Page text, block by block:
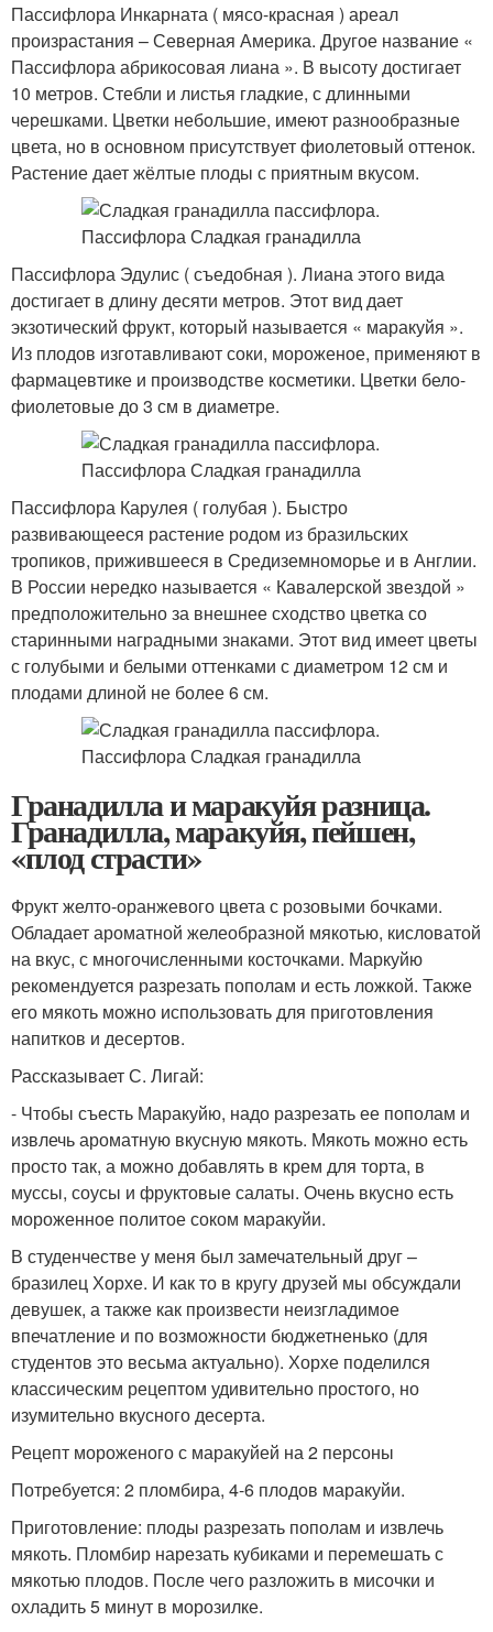
Пассифлора Инкарната ( мясо-красная ) ареал
произрастания – Северная Америка. Другое название «
Пассифлора абрикосовая лиана ». В высоту достигает
10 метров. Стебли и листья гладкие, с длинными
черешками. Цветки небольшие, имеют разнообразные
цвета, но в основном присутствует фиолетовый оттенок.
Растение дает жёлтые плоды с приятным вкусом.
Пассифлора Эдулис ( съедобная ). Лиана этого вида
достигает в длину десяти метров. Этот вид дает
экзотический фрукт, который называется « маракуйя ».
Из плодов изготавливают соки, мороженое, применяют в
фармацевтике и производстве косметики. Цветки бело-
фиолетовые до 3 см в диаметре.
Пассифлора Карулея ( голубая ). Быстро
развивающееся растение родом из бразильских
тропиков, прижившееся в Средиземноморье и в Англии.
В России нередко называется « Кавалерской звездой »
предположительно за внешнее сходство цветка со
старинными наградными знаками. Этот вид имеет цветы
с голубыми и белыми оттенками с диаметром 12 см и
плодами длиной не более 6 см.
Гранадилла и маракуйя разница.
Гранадилла, маракуйя, пейшен,
«плод страсти»
Фрукт желто-оранжевого цвета с розовыми бочками.
Обладает ароматной желеобразной мякотью, кисловатой
на вкус, с многочисленными косточками. Маркуйю
рекомендуется разрезать пополам и есть ложкой. Также
его мякоть можно использовать для приготовления
напитков и десертов.
Рассказывает С. Лигай:
- Чтобы съесть Маракуйю, надо разрезать ее пополам и
извлечь ароматную вкусную мякоть. Мякоть можно есть
просто так, а можно добавлять в крем для торта, в
муссы, соусы и фруктовые салаты. Очень вкусно есть
мороженное политое соком маракуйи.
В студенчестве у меня был замечательный друг –
бразилец Хорхе. И как то в кругу друзей мы обсуждали
девушек, а также как произвести неизгладимое
впечатление и по возможности бюджетненько (для
студентов это весьма актуально). Хорхе поделился
классическим рецептом удивительно простого, но
изумительно вкусного десерта.
Рецепт мороженого с маракуйей на 2 персоны
Потребуется: 2 пломбира, 4-6 плодов маракуйи.
Приготовление: плоды разрезать пополам и извлечь
мякоть. Пломбир нарезать кубиками и перемешать с
мякотью плодов. После чего разложить в мисочки и
охладить 5 минут в морозилке.